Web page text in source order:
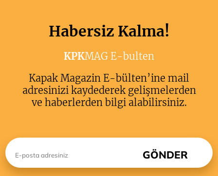
Habersiz Kalma!
KPKMAG E-bulten
Kapak Magazin E-bülten’ine mail
adresinizi kaydederek gelişmelerden
ve haberlerden bilgi alabilirsiniz.